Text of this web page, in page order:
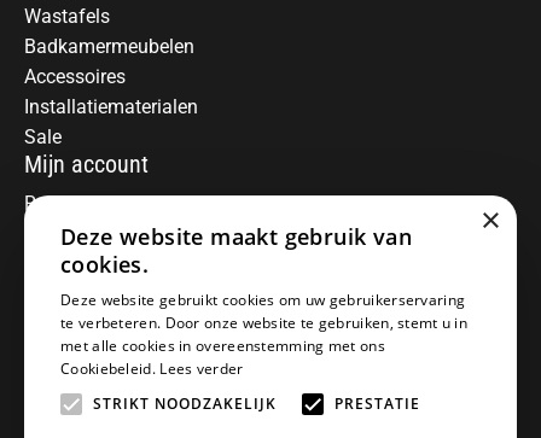
Wastafels
Badkamermeubelen
Accessoires
Installatiematerialen
Sale
Mijn account
Registreren
Mijn bestellingen
Informatie
Over ons
Algemene voorwaarden
Disclaimer
Privacy Policy
Betaalmethoden
×
Deze website maakt gebruik van
cookies.
Deze website gebruikt cookies om uw gebruikerservaring
te verbeteren. Door onze website te gebruiken, stemt u in
met alle cookies in overeenstemming met ons
Cookiebeleid. Lees verder
STRIKT NOODZAKELIJK
PRESTATIE